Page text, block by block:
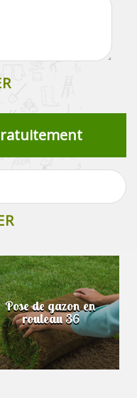
Pose de gazon en
rouleau 36